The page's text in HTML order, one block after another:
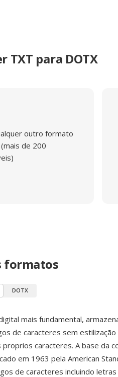
TXT para DOTX
outro formato
de 200
formatos
DOTX
mais fundamental,
de caracteres sem
caracteres. A base da
em 1963 pela American
de caracteres incluindo letras